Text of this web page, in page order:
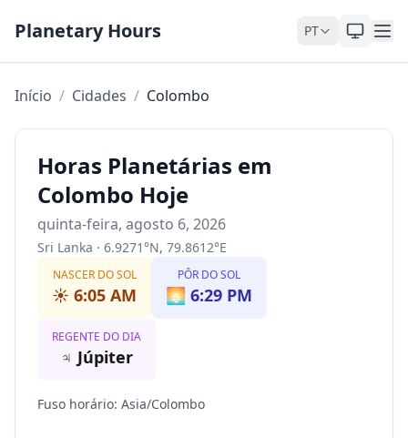
Planetary Hours PT
Início / Cidades / Colombo
Horas Planetárias em
Colombo Hoje
quinta-feira, agosto 6, 2026
Sri Lanka · 6.9271°N, 79.8612°E
NASCER DO SOL
☀️ 6:05 AM
PÔR DO SOL
🌅 6:29 PM
REGENTE DO DIA
♃ Júpiter
Fuso horário: Asia/Colombo